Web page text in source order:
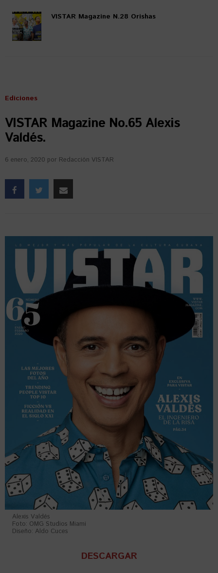
VISTAR Magazine N.28 Orishas
Ediciones
VISTAR Magazine No.65 Alexis
Valdés.
6 enero, 2020 por Redacción VISTAR
Alexis Valdés
Foto: OMG Studios Miami
Diseño: Aldo Cuces
DESCARGAR